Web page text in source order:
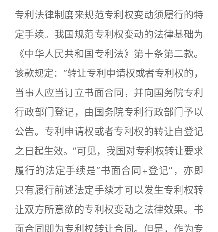
专利法律制度来规范专利权变动须履行的特
定手续。我国规范专利权变动的法律基础为
《中华人民共和国专利法》第十条第二款。
该款规定：“转让专利申请权或者专利权的，
当事人应当订立书面合同，并向国务院专利
行政部门登记，由国务院专利行政部门予以
公告。专利申请权或者专利权的转让自登记
之日起生效。”可见，我国对专利权转让要求
履行的法定手续是“书面合同+登记”，亦即
只有履行前述法定手续才可以发生专利权转
让双方所意欲的专利权变动之法律效果。书
面合同即为专利权转让合同。但是，作为专